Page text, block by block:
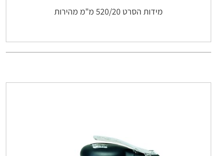
מידות הסרט 520/20 מ"מ מהירות